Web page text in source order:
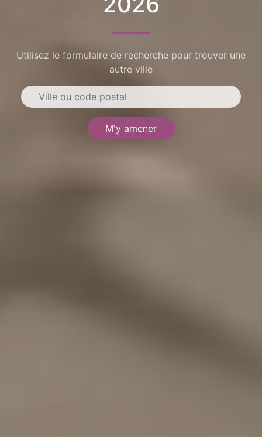
Utilisez le formulaire de recherche pour trouver une
autre ville
M'y amener